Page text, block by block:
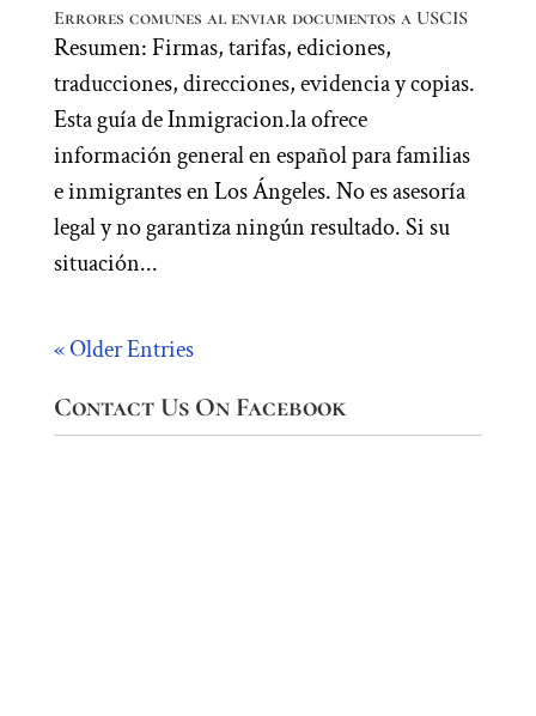
Errores comunes al enviar documentos a USCIS
Resumen: Firmas, tarifas, ediciones,
traducciones, direcciones, evidencia y copias.
Esta guía de Inmigracion.la ofrece
información general en español para familias
e inmigrantes en Los Ángeles. No es asesoría
legal y no garantiza ningún resultado. Si su
situación...
« Older Entries
Contact Us On Facebook